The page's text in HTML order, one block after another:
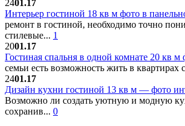
2401.17
Интерьер гостиной 18 кв м фото в
ремонт в гостиной, необходимо точно
стилевые... 1
2001.17
Гостиная спальня в одной комнате 20 кв м
семьи есть возможность жить в квартирах
2401.17
Дизайн кухни гостиной 13 кв м — фото
Возможно ли создать уютную и модную
сохранив... 0